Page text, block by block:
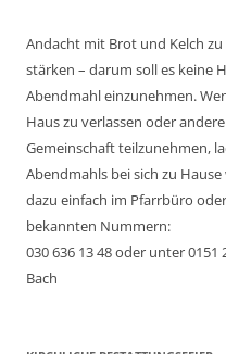
Andacht mit Brot und Kelch
stärken – darum soll es keine
Abendmahl einzunehmen.
Haus zu verlassen oder
Gemeinschaft teilzunehmen,
Abendmahls bei sich zu
dazu einfach im Pfarrbüro
bekannten Nummern:
030 636 13 48 oder unter 0151
Bach